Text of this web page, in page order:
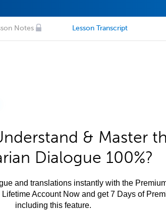
Notes Lesson Transcript
& Master
Dialogue 100%?
and translations instantly with the
Account Now and get 7 Days of
including this feature.